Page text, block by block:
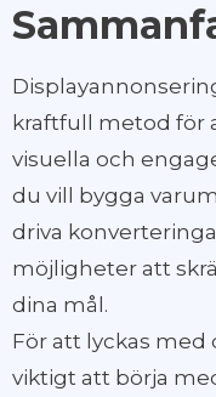
kraftfull metod för
visuella och
du vill bygga
driva
möjligheter att
dina mål.
För att lyckas
viktigt att börja